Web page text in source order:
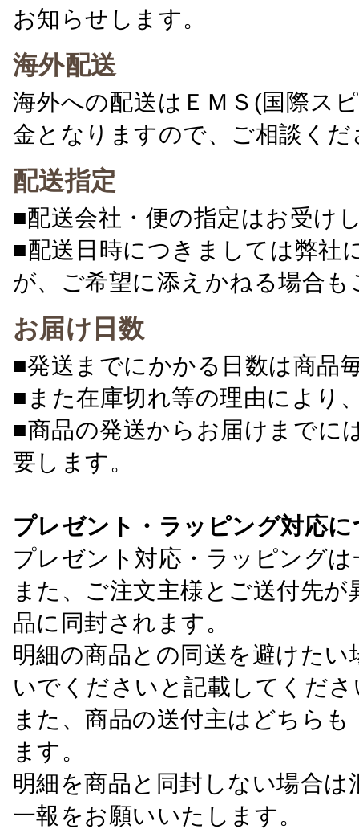
お知らせします。
海外配送
海外への配送はＥＭＳ(国際ス
金となりますので、ご相談くだ
配送指定
■配送会社・便の指定はお受け
■配送日時につきましては弊社
が、ご希望に添えかねる場合
お届け日数
■発送までにかかる日数は商品
■また在庫切れ等の理由により
■商品の発送からお届けまでに
要します。
プレゼント・ラッピング対応
プレゼント対応・ラッピング
また、ご注文主様とご送付先
品に同封されます。
明細の商品との同送を避けた
いでくださいと記載してくださ
また、商品の送付主はどちら
ます。
明細を商品と同封しない場合
一報をお願いいたします。